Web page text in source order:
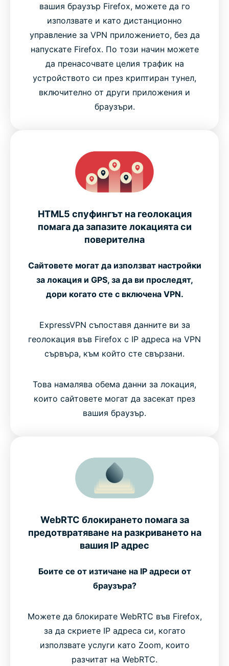
вашия браузър Firefox, можете да го
използвате и като дистанционно
управление за VPN приложението, без да
напускате Firefox. По този начин можете
да пренасочвате целия трафик на
устройството си през криптиран тунел,
включително от други приложения и
браузъри.
HTML5 спуфингът на геолокация
помага да запазите локацията си
поверителна
Сайтовете могат да използват настройки
за локация и GPS, за да ви проследят,
дори когато сте с включена VPN.
ExpressVPN съпоставя данните ви за
геолокация във Firefox с IP адреса на VPN
сървъра, към който сте свързани.
Това намалява обема данни за локация,
които сайтовете могат да засекат през
вашия браузър.
WebRTC блокирането помага за
предотвратяване на разкриването на
вашия IP адрес
Боите се от изтичане на IP адреси от
браузъра?
Можете да блокирате WebRTC във Firefox,
за да скриете IP адреса си, когато
използвате услуги като Zoom, които
разчитат на WebRTC.